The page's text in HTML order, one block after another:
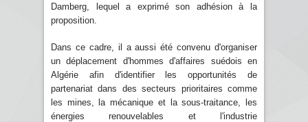
Damberg, lequel a exprimé son adhésion à la
proposition.
Dans ce cadre, il a aussi été convenu d'organiser
un déplacement d'hommes d'affaires suédois en
Algérie afin d'identifier les opportunités de
partenariat dans des secteurs prioritaires comme
les mines, la mécanique et la sous-traitance, les
énergies renouvelables et l'industrie